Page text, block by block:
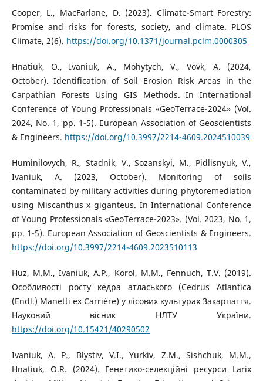
Cooper, L., MacFarlane, D. (2023). Climate-Smart Forestry:
Promise and risks for forests, society, and climate. PLOS
Climate, 2(6). https://doi.org/10.1371/journal.pclm.0000305
Hnatiuk, O., Ivaniuk, A., Mohytych, V., Vovk, A. (2024,
October). Identification of Soil Erosion Risk Areas in the
Carpathian Forests Using GIS Methods. In International
Conference of Young Professionals «GeoTerrace-2024» (Vol.
2024, No. 1, pp. 1-5). European Association of Geoscientists
& Engineers. https://doi.org/10.3997/2214-4609.2024510039
Huminilovych, R., Stadnik, V., Sozanskyi, M., Pidlisnyuk, V.,
Ivaniuk, A. (2023, October). Monitoring of soils
contaminated by military activities during phytoremediation
using Miscanthus x giganteus. In International Conference
of Young Professionals «GeoTerrace-2023». (Vol. 2023, No. 1,
pp. 1-5). European Association of Geoscientists & Engineers.
https://doi.org/10.3997/2214-4609.2023510113
Huz, M.M., Ivaniuk, A.P., Korol, M.M., Fennuch, T.V. (2019).
Особливості росту кедра атласького (Cedrus Atlantica
(Endl.) Manetti ex Carrière) у лісових культурах Закарпаття.
Науковий вісник НЛТУ України.
https://doi.org/10.15421/40290502
Ivaniuk, A. P., Blystiv, V.I., Yurkiv, Z.M., Sishchuk, M.M.,
Hnatiuk, O.R. (2024). Генетико-селекційні ресурси Larix